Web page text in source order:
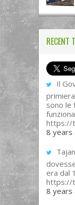
RECENT
Il
sono le
https://
8 years
era dal
https://
8 years